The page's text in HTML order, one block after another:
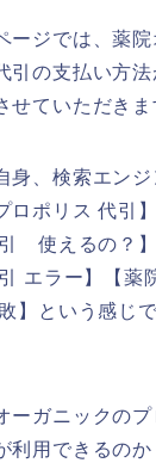
ージでは、薬
引の支払い方
せていただきま
身、検索エン
ロポリス 代引
使えるの？
エラー】【薬
】という感じ
ーガニックの
利用できるの